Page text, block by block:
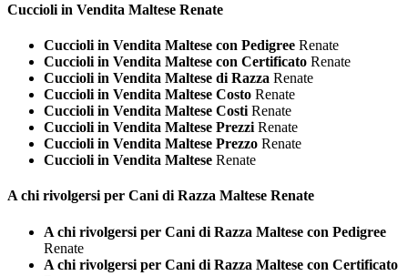
Cuccioli in Vendita Maltese Renate
Cuccioli in Vendita Maltese con Pedigree Renate
Cuccioli in Vendita Maltese con Certificato Renate
Cuccioli in Vendita Maltese di Razza Renate
Cuccioli in Vendita Maltese Costo Renate
Cuccioli in Vendita Maltese Costi Renate
Cuccioli in Vendita Maltese Prezzi Renate
Cuccioli in Vendita Maltese Prezzo Renate
Cuccioli in Vendita Maltese Renate
A chi rivolgersi per Cani di Razza Maltese Renate
A chi rivolgersi per Cani di Razza Maltese con Pedigree
Renate
A chi rivolgersi per Cani di Razza Maltese con Certificato